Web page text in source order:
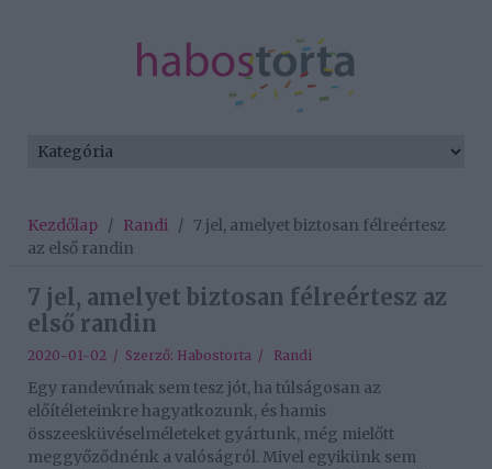
Kezdőlap / Randi / 7 jel, amelyet biztosan félreértesz
az első randin
7 jel, amelyet biztosan félreértesz az
első randin
2020-01-02 / Szerző: Habostorta / Randi
Egy randevúnak sem tesz jót, ha túlságosan az
előítéleteinkre hagyatkozunk, és hamis
összeesküvéselméleteket gyártunk, még mielőtt
meggyőződnénk a valóságról. Mivel egyikünk sem